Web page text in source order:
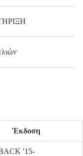
Έκδοση
'15-